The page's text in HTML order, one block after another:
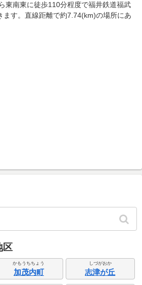
東南東に徒歩110分程度で福井鉄道福武
ます。直線距離で約7.74(km)の場所にあ
区
かもうちちょう
加茂内町
しづがおか
志津が丘